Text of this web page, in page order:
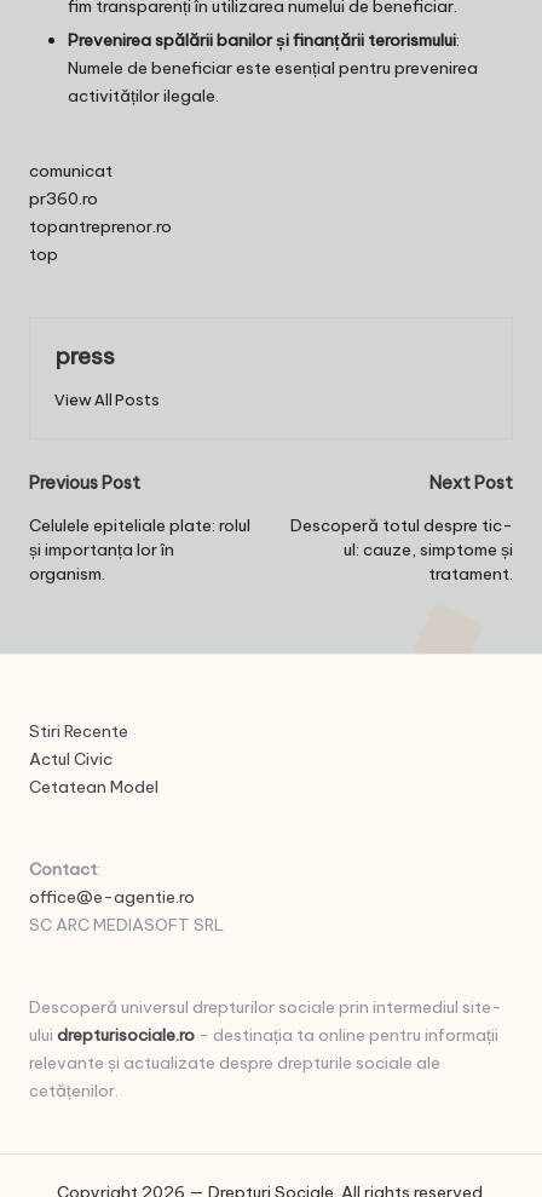
fim transparenți în utilizarea numelui de beneficiar.
Prevenirea spălării banilor și finanțării terorismului:
Numele de beneficiar este esențial pentru prevenirea
activităților ilegale.
comunicat
pr360.ro
topantreprenor.ro
top
press
View All Posts
Post
navigation
Previous Post
Celulele epiteliale plate: rolul
și importanța lor în
organism.
Next Post
Descoperă totul despre tic-
ul: cauze, simptome și
tratament.
Stiri Recente
Actul Civic
Cetatean Model
Contact:
office@e-agentie.ro
SC ARC MEDIASOFT SRL
Descoperă universul drepturilor sociale prin intermediul site-
ului drepturisociale.ro - destinația ta online pentru informații
relevante și actualizate despre drepturile sociale ale
cetățenilor.
Copyright 2026 — Drepturi Sociale. All rights reserved.